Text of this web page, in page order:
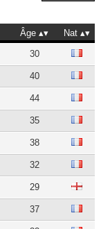
Âge
Nat
30
40
44
35
38
32
29
37